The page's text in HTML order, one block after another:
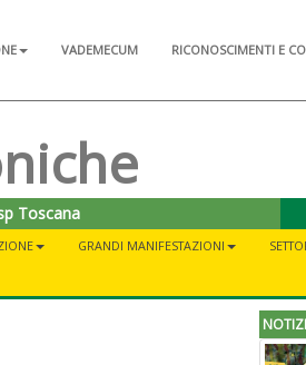
VADEMECUM RICONOSCIMENTI E
Toscana
GRANDI MANIFESTAZIONI